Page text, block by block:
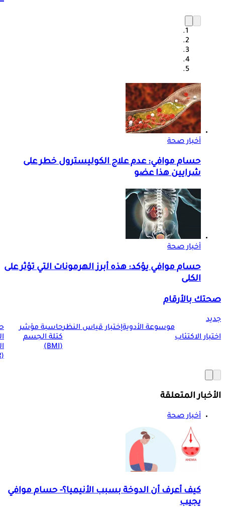
أخبار صحة
حسام موافي: عدم علاج الكوليسترول خطر على
شرايين هذا عضو
أخبار صحة
حسام موافي يؤكد: هذه أبرز الهرمونات التي تؤثر على
الكلى
صحتك بالأرقام
جديد
اختبار الاكتئاب
موسوعة الأدويةإختبار قياس النظرحاسبة مؤشر
كتلة الجسم
(BMI)
(BMR)
الأخبار المتعلقة
أخبار صحة
كيف أعرف أن الدوخة بسبب الأنيميا؟- حسام موافي
يجيب